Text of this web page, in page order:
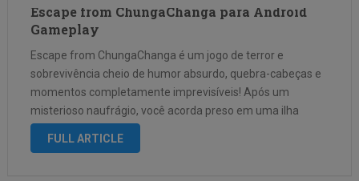
Escape from ChungaChanga para Android
Gameplay
Escape from ChungaChanga é um jogo de terror e
sobrevivência cheio de humor absurdo, quebra-cabeças e
momentos completamente imprevisíveis! Após um
misterioso naufrágio, você acorda preso em uma ilha
remota no meio do oceano. Sem comunicação e sem
FULL ARTICLE